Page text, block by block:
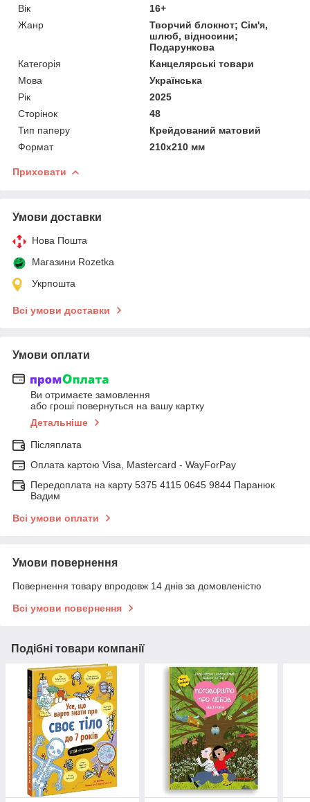
Вік
16+
Жанр
Творчий блокнот; Сім'я,
шлюб, відносини;
Подарункова
Категорія
Канцелярські товари
Мова
Українська
Рік
2025
Сторінок
48
Тип паперу
Крейдований матовий
Формат
210х210 мм
Приховати
Умови доставки
Нова Пошта
Магазини Rozetka
Укрпошта
Всі умови доставки
Умови оплати
Ви отримаєте замовлення
або гроші повернуться на вашу картку
Детальніше
Післяплата
Оплата картою Visa, Mastercard - WayForPay
Передоплата на карту 5375 4115 0645 9844 Паранюк
Вадим
Всі умови оплати
Умови повернення
Повернення товару впродовж 14 днів за домовленістю
Всі умови повернення
Подібні товари компанії